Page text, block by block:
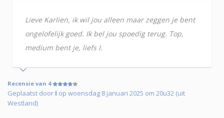
Lieve Karlien, ik wil jou alleen maar zeggen je bent
ongelofelijk goed. Ik bel jou spoedig terug. Top,
medium bent je, liefs I.
Recensie van 4
Geplaatst door I op woensdag 8 januari 2025 om 20u32 (uit
Westland)